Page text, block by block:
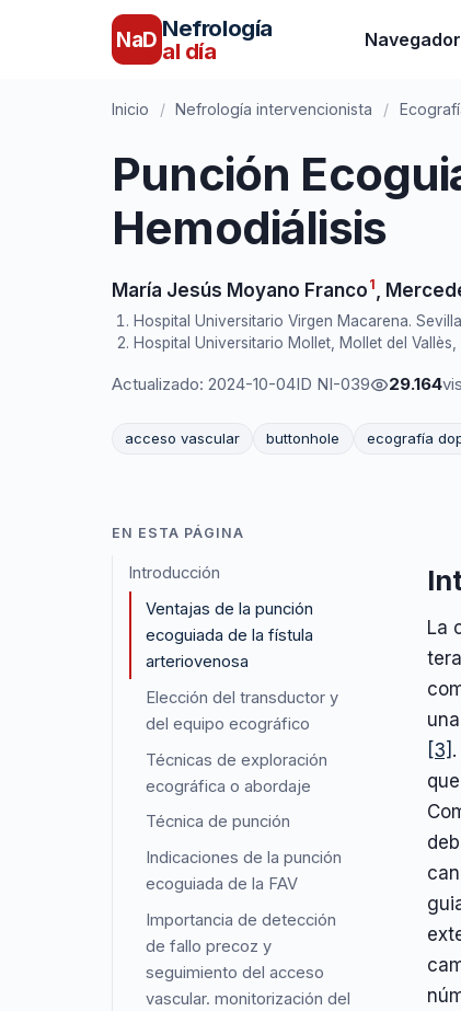
NaD Nefrología
al día
Navegador
Inicio / Nefrología intervencionista /
Punción
Hemodiálisis
María Jesús Moyano Franco 1
Hospital Universitario Virgen Macarena.
Hospital Universitario Mollet, Mollet del
Actualizado: 2024-10-04ID NI-039 29.164
acceso vascular buttonhole ecografía
EN ESTA PÁGINA
Introducción
Ventajas de la punción
ecoguiada de la fístula
arteriovenosa
Elección del transductor y
del equipo ecográfico
Técnicas de exploración
ecográfica o abordaje
Técnica de punción
Indicaciones de la punción
ecoguiada de la FAV
Importancia de detección
de fallo precoz y
seguimiento del acceso
vascular. monitorización del
La
[3]